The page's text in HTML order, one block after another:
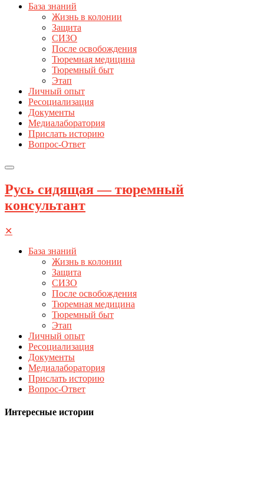
База знаний
Жизнь в колонии
Защита
СИЗО
После освобождения
Тюремная медицина
Тюремный быт
Этап
Личный опыт
Ресоциализация
Документы
Медиалаборатория
Прислать историю
Вопрос-Ответ
Русь сидящая — тюремный
консультант
✕
База знаний
Жизнь в колонии
Защита
СИЗО
После освобождения
Тюремная медицина
Тюремный быт
Этап
Личный опыт
Ресоциализация
Документы
Медиалаборатория
Прислать историю
Вопрос-Ответ
Интересные истории